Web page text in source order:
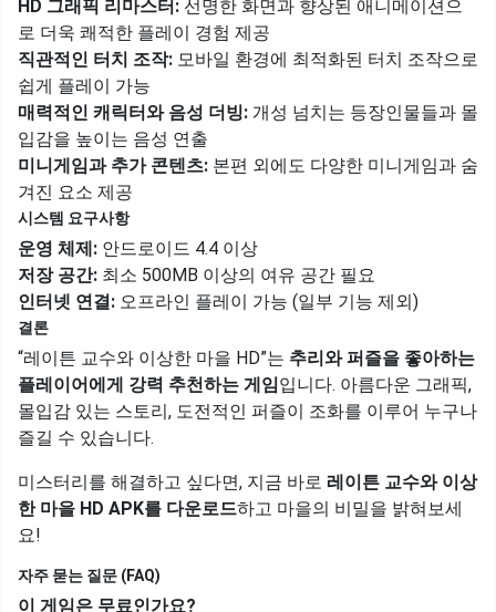
HD 그래픽 리마스터: 선명한 화면과 향상된 애니메이션으
로 더욱 쾌적한 플레이 경험 제공
직관적인 터치 조작: 모바일 환경에 최적화된 터치 조작으로
쉽게 플레이 가능
매력적인 캐릭터와 음성 더빙: 개성 넘치는 등장인물들과 몰
입감을 높이는 음성 연출
미니게임과 추가 콘텐츠: 본편 외에도 다양한 미니게임과 숨
겨진 요소 제공
시스템 요구사항
운영 체제: 안드로이드 4.4 이상
저장 공간: 최소 500MB 이상의 여유 공간 필요
인터넷 연결: 오프라인 플레이 가능 (일부 기능 제외)
결론
“레이튼 교수와 이상한 마을 HD”는 추리와 퍼즐을 좋아하는
플레이어에게 강력 추천하는 게임입니다. 아름다운 그래픽,
몰입감 있는 스토리, 도전적인 퍼즐이 조화를 이루어 누구나
즐길 수 있습니다.
미스터리를 해결하고 싶다면, 지금 바로 레이튼 교수와 이상
한 마을 HD APK를 다운로드하고 마을의 비밀을 밝혀보세
요!
자주 묻는 질문 (FAQ)
이 게임은 무료인가요?